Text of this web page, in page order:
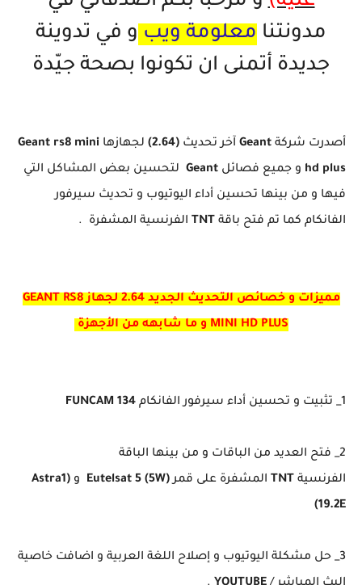
مدونتنا معلومة ويب و في تدوينة
جديدة أتمنى ان تكونوا بصحة جيّدة
أصدرت شركة Geant آخر تحديث (2.64) لجهازها Geant rs8 mini
hd plus و جميع فصائل Geant لتحسين بعض المشاكل التي
فيها و من بينها تحسين أداء اليوتيوب و تحديث سيرفور
الفانكام كما تم فتح باقة TNT الفرنسية المشفرة .
مميزات و خصائص التحديث الجديد 2.64 لجهاز GEANT RS8
MINI HD PLUS و ما شابهه من الأجهزة
1_ تثبيت و تحسين أداء سيرفور الفانكام FUNCAM 134
2_ فتح العديد من الباقات و من بينها الباقة
الفرنسية TNT المشفرة على قمر(Eutelsat 5 (5W و
(Astra1
(19.2E
3_ حل مشكلة اليوتيوب و إصلاح اللغة العربية و اضافت خاصية